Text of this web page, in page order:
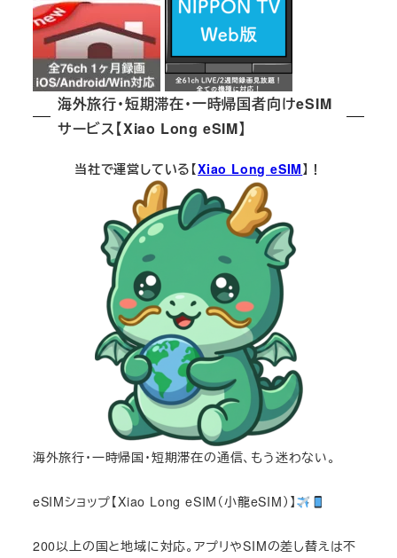
海外旅行・短期滞在・一時帰国者向けeSIM
サービス【Xiao Long eSIM】
当社で運営している【Xiao Long eSIM】！
海外旅行・一時帰国・短期滞在の通信、もう迷わない。
eSIMショップ【Xiao Long eSIM（小龍eSIM）】
200以上の国と地域に対応。アプリやSIMの差し替えは不